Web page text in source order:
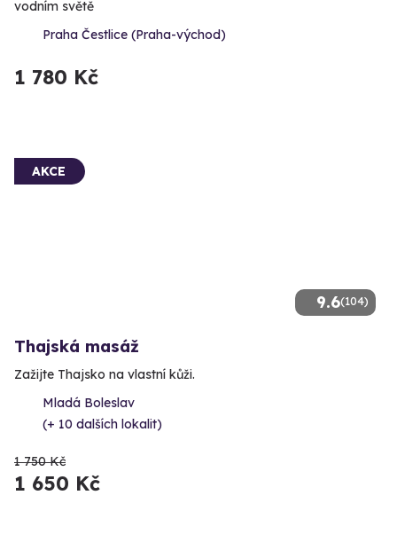
vodním světě
Praha Čestlice (Praha-východ)
1 780 Kč
9.6(104)
AKCE
Thajská masáž
Zažijte Thajsko na vlastní kůži.
Mladá Boleslav
(+ 10 dalších lokalit)
1 750 Kč
1 650 Kč